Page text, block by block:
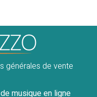
générales de vente
musique en ligne